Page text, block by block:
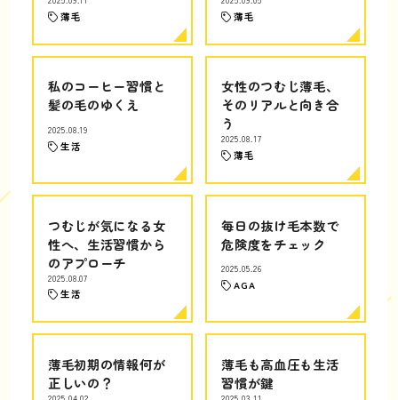
薄毛 薄毛
私のコーヒー習慣と
髪の毛のゆくえ
2025.08.19
生活
女性のつむじ薄毛、
そのリアルと向き合
う
2025.08.17
薄毛
つむじが気になる女
性へ、生活習慣から
のアプローチ
2025.08.07
生活
毎日の抜け毛本数で
危険度をチェック
2025.05.26
AGA
薄毛初期の情報何が
正しいの？
薄毛も高血圧も生活
習慣が鍵